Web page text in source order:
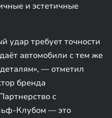
и эстетичные
удар требует точности
автомобили с тем же
— отметил
бренда
с
Клубом — это